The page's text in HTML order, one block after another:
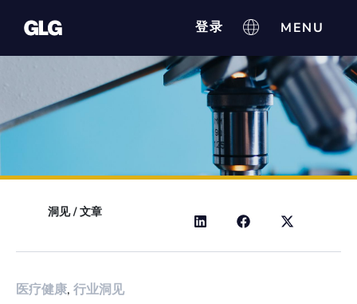
登录
洞见 / 文章
医疗健康, 行业洞见